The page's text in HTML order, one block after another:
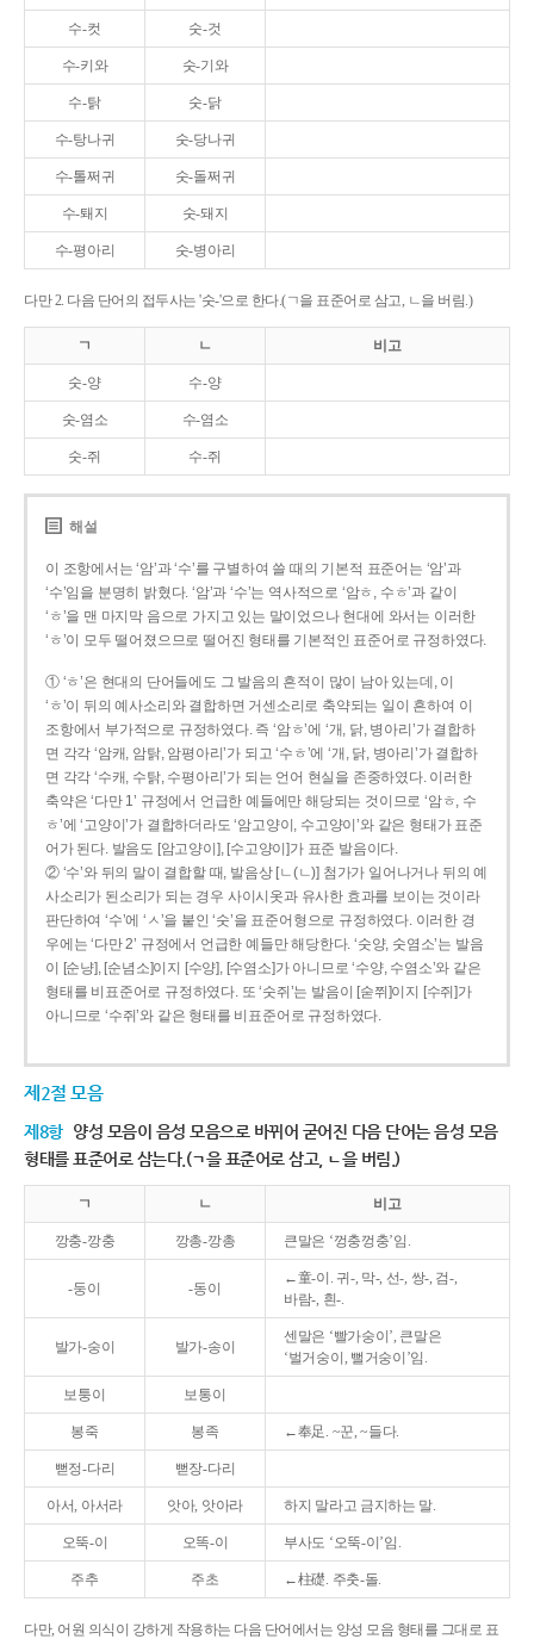
수-컷 숫-것
수-키와 숫-기와
수-탉 숫-닭
수-탕나귀 숫-당나귀
수-톨쩌귀 숫-돌쩌귀
수-퇘지 숫-돼지
수-평아리 숫-병아리
다만 2. 다음 단어의 접두사는 '숫-'으로 한다.(ㄱ을 표준어로 삼고, ㄴ을 버림.)
ㄱ ㄴ 비고
숫-양 수-양
숫-염소 수-염소
숫-쥐 수-쥐
해설
이 조항에서는 ‘암’과 ‘수’를 구별하여 쓸 때의 기본적 표준어는 ‘암’과
‘수’임을 분명히 밝혔다. ‘암’과 ‘수’는 역사적으로 ‘암ㅎ, 수ㅎ’과 같이
‘ㅎ’을 맨 마지막 음으로 가지고 있는 말이었으나 현대에 와서는 이러한
‘ㅎ’이 모두 떨어졌으므로 떨어진 형태를 기본적인 표준어로 규정하였다.
① ‘ㅎ’은 현대의 단어들에도 그 발음의 흔적이 많이 남아 있는데, 이
‘ㅎ’이 뒤의 예사소리와 결합하면 거센소리로 축약되는 일이 흔하여 이
조항에서 부가적으로 규정하였다. 즉 ‘암ㅎ’에 ‘개, 닭, 병아리’가 결합하
면 각각 ‘암캐, 암탉, 암평아리’가 되고 ‘수ㅎ’에 ‘개, 닭, 병아리’가 결합하
면 각각 ‘수캐, 수탉, 수평아리’가 되는 언어 현실을 존중하였다. 이러한
축약은 ‘다만 1’ 규정에서 언급한 예들에만 해당되는 것이므로 ‘암ㅎ, 수
ㅎ’에 ‘고양이’가 결합하더라도 ‘암고양이, 수고양이’와 같은 형태가 표준
어가 된다. 발음도 [암고양이], [수고양이]가 표준 발음이다.
② ‘수’와 뒤의 말이 결합할 때, 발음상 [ㄴ(ㄴ)] 첨가가 일어나거나 뒤의 예
사소리가 된소리가 되는 경우 사이시옷과 유사한 효과를 보이는 것이라
판단하여 ‘수’에 ‘ㅅ’을 붙인 ‘숫’을 표준어형으로 규정하였다. 이러한 경
우에는 ‘다만 2’ 규정에서 언급한 예들만 해당한다. ‘숫양, 숫염소’는 발음
이 [순냥], [순념소]이지 [수양], [수염소]가 아니므로 ‘수양, 수염소’와 같은
형태를 비표준어로 규정하였다. 또 ‘숫쥐’는 발음이 [숟쮜]이지 [수쥐]가
아니므로 ‘수쥐’와 같은 형태를 비표준어로 규정하였다.
제2절 모음
제8항 양성 모음이 음성 모음으로 바뀌어 굳어진 다음 단어는 음성 모음
형태를 표준어로 삼는다.(ㄱ을 표준어로 삼고, ㄴ을 버림.)
ㄱ ㄴ 비고
깡충-깡충 깡총-깡총 큰말은 ‘껑충껑충’임.
-둥이 -동이
←童-이. 귀-, 막-, 선-, 쌍-, 검-,
바람-, 흰-.
발가-숭이 발가-송이
센말은 ‘빨가숭이’, 큰말은
‘벌거숭이, 뻘거숭이’임.
보퉁이 보통이
봉죽 봉족 ←奉足. ~꾼, ~들다.
뻗정-다리 뻗장-다리
아서, 아서라 앗아, 앗아라 하지 말라고 금지하는 말.
오뚝-이 오똑-이 부사도 ‘오뚝-이’임.
주추 주초 ←柱礎. 주춧-돌.
다만, 어원 의식이 강하게 작용하는 다음 단어에서는 양성 모음 형태를 그대로 표